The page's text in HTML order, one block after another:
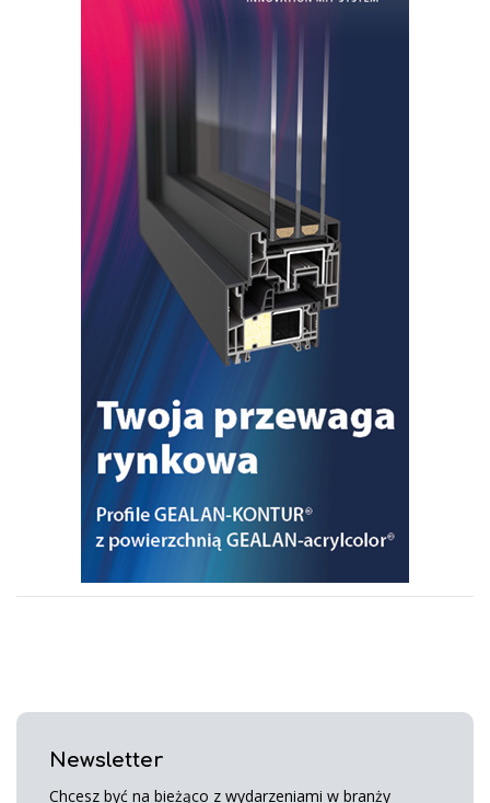
Newsletter
Chcesz być na bieżąco z wydarzeniami w branży